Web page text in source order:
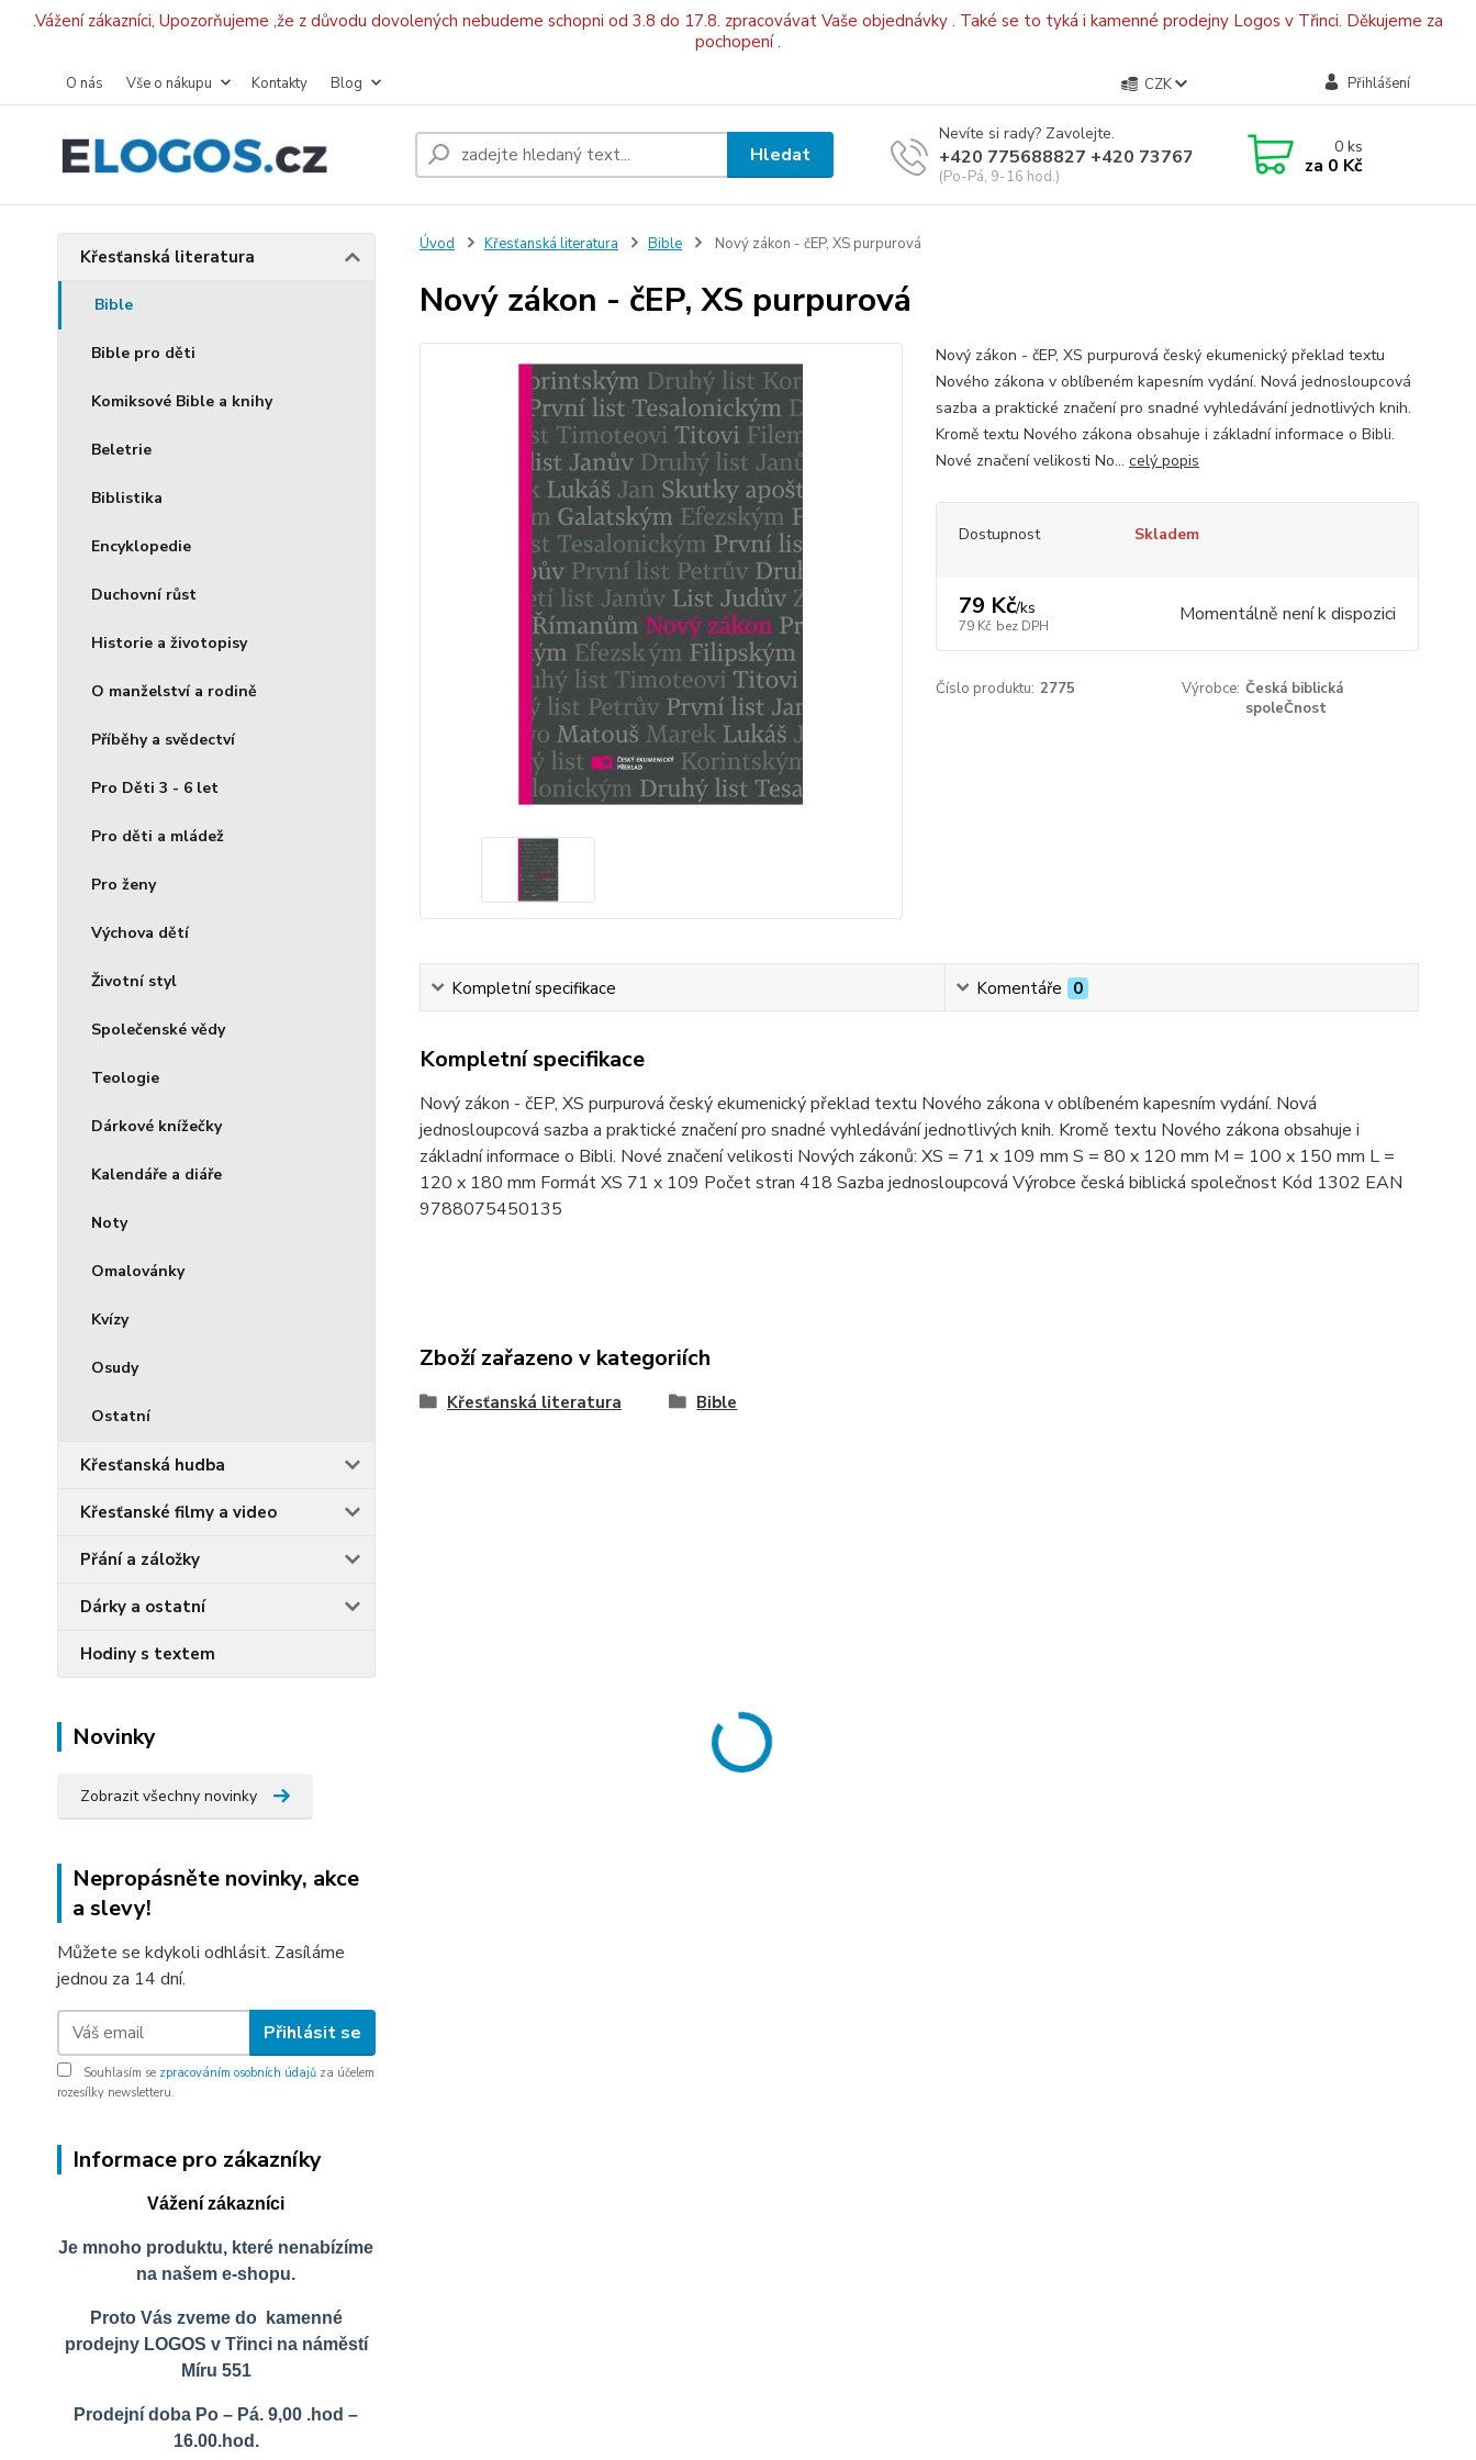
.Vážení zákazníci, Upozorňujeme ,že z důvodu dovolených nebudeme schopni od 3.8 do 17.8. zpracovávat Vaše objednávky . Také se to tyká i kamenné prodejny Logos v Třinci. Děkujeme za
pochopení .
O nás Vše o nákupu Kontakty Blog CZK Přihlášení
Hledat
Nevíte si rady? Zavolejte.
+420 775688827 +420 737670415
(Po-Pá, 9-16 hod.)
0ks
za 0 Kč
Křesťanská literatura
Bible
Bible pro děti
Komiksové Bible a knihy
Beletrie
Biblistika
Encyklopedie
Duchovní růst
Historie a životopisy
O manželství a rodině
Příběhy a svědectví
Pro Děti 3 - 6 let
Pro děti a mládež
Pro ženy
Výchova dětí
Životní styl
Společenské vědy
Teologie
Dárkové knížečky
Kalendáře a diáře
Noty
Omalovánky
Kvízy
Osudy
Ostatní
Křesťanská hudba
Křesťanské filmy a video
Přání a záložky
Dárky a ostatní
Hodiny s textem
Novinky
Zobrazit všechny novinky
Nepropásněte novinky, akce
a slevy!
Můžete se kdykoli odhlásit. Zasíláme
jednou za 14 dní.
Přihlásit se
Souhlasím se zpracováním osobních údajů za účelem
rozesílky newsletteru.
Informace pro zákazníky
Vážení zákazníci
Je mnoho produktu, které nenabízíme
na našem e-shopu.
Proto Vás zveme do kamenné
prodejny LOGOS v Třinci na náměstí
Míru 551
Prodejní doba Po – Pá. 9,00 .hod –
16.00.hod.
Úvod Křesťanská literatura Bible Nový zákon - čEP, XS purpurová
Nový zákon - čEP, XS purpurová
Nový zákon - čEP, XS purpurová český ekumenický překlad textu
Nového zákona v oblíbeném kapesním vydání. Nová jednosloupcová
sazba a praktické značení pro snadné vyhledávání jednotlivých knih.
Kromě textu Nového zákona obsahuje i základní informace o Bibli.
Nové značení velikosti No... celý popis
Dostupnost Skladem
79 Kč/ks
79 Kč bez DPH Momentálně není k dispozici
Číslo produktu: 2775 Výrobce: Česká biblická
spoleČnost
Kompletní specifikace Komentáře 0
Kompletní specifikace
Nový zákon - čEP, XS purpurová český ekumenický překlad textu Nového zákona v oblíbeném kapesním vydání. Nová
jednosloupcová sazba a praktické značení pro snadné vyhledávání jednotlivých knih. Kromě textu Nového zákona obsahuje i
základní informace o Bibli. Nové značení velikosti Nových zákonů: XS = 71 x 109 mm S = 80 x 120 mm M = 100 x 150 mm L =
120 x 180 mm Formát XS 71 x 109 Počet stran 418 Sazba jednosloupcová Výrobce česká biblická společnost Kód 1302 EAN
9788075450135
Zboží zařazeno v kategoriích
Křesťanská literatura Bible